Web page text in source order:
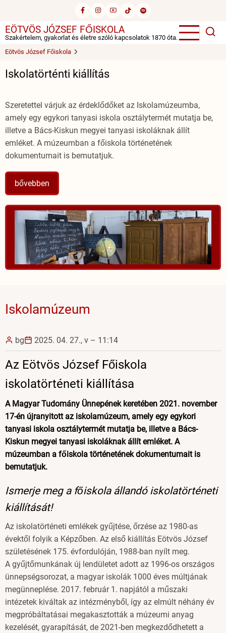
tartalomra
EÖTVÖS JÓZSEF FŐISKOLA
Szakértelem, gyakorlat és életre szóló kapcsolatok 1870 óta.
Eötvös József Főiskola
Iskolatörténti kiállítás
Szeretettel várjuk az érdeklődőket az Iskolamúzeumba,
amely egy egykori tanyasi iskola osztálytermét mutatja be,
illetve a Bács-Kiskun megyei tanyasi iskoláknak állít
emléket. A múzeumban a főiskola történetének
dokumentumait is bemutatjuk.
bővebben
Iskolamúzeum
bg 2025. 04. 27., v – 11:14
Az Eötvös József Főiskola
iskolatörténeti kiállítása
A Magyar Tudomány Ünnepének keretében 2021. november
17-én újranyitott az iskolamúzeum, amely egy egykori
tanyasi iskola osztálytermét mutatja be, illetve a Bács-
Kiskun megyei tanyasi iskoláknak állít emléket. A
múzeumban a főiskola történetének dokumentumait is
bemutatjuk.
Ismerje meg a főiskola állandó iskolatörténeti
kiállítását!
Az iskolatörténeti emlékek gyűjtése, őrzése az 1980-as
évektől folyik a Képzőben. Az első kiállítás Eötvös József
születésének 175. évfordulóján, 1988-ban nyílt meg.
A gyűjtőmunkának új lendületet adott az 1996-os országos
ünnepségsorozat, a magyar iskolák 1000 éves múltjának
megünneplése. 2017. február 1. napjától a műszaki
intézetek kiváltak az intézményből, így az elmúlt néhány év
megpróbáltatásai megakasztották a múzeumi anyag
kezelését, gyarapítását, de 2021-ben megkezdődhetett a